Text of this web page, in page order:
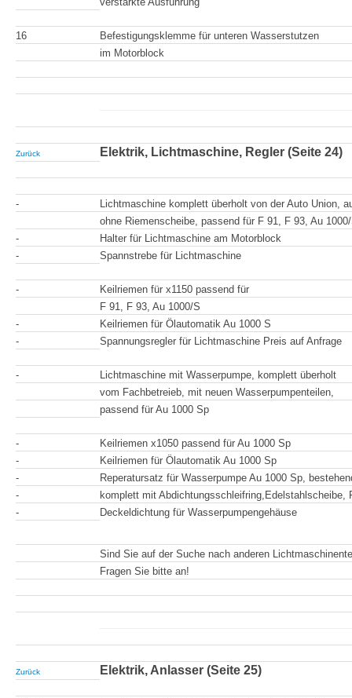
16
Befestigungsklemme für unteren Wasserstutzen
im Motorblock
Zurück Elektrik, Lichtmaschine, Regler (Seite 24)
-
Lichtmaschine komplett überholt von der Auto Union,
ohne Riemenscheibe, passend für F 91, F 93, Au
-
Halter für Lichtmaschine am Motorblock
-
Spannstrebe für Lichtmaschine
-
Keilriemen für x1150 passend für
F 91, F 93, Au 1000/S
-
Keilriemen für Ölautomatik Au 1000 S
-
Spannungsregler für Lichtmaschine Preis auf Anfrage
-
Lichtmaschine mit Wasserpumpe, komplett überholt
vom Fachbetreieb, mit neuen Wasserpumpenteilen,
passend für Au 1000 Sp
-
Keilriemen x1050 passend für Au 1000 Sp
-
Keilriemen für Ölautomatik Au 1000 Sp
-
Reperatursatz für Wasserpumpe Au 1000 Sp,
-
komplett mit
-
Deckeldichtung für Wasserpumpengehäuse
Sind Sie auf der Suche nach anderen
Fragen Sie bitte an!
Zurück Elektrik, Anlasser (Seite 25)